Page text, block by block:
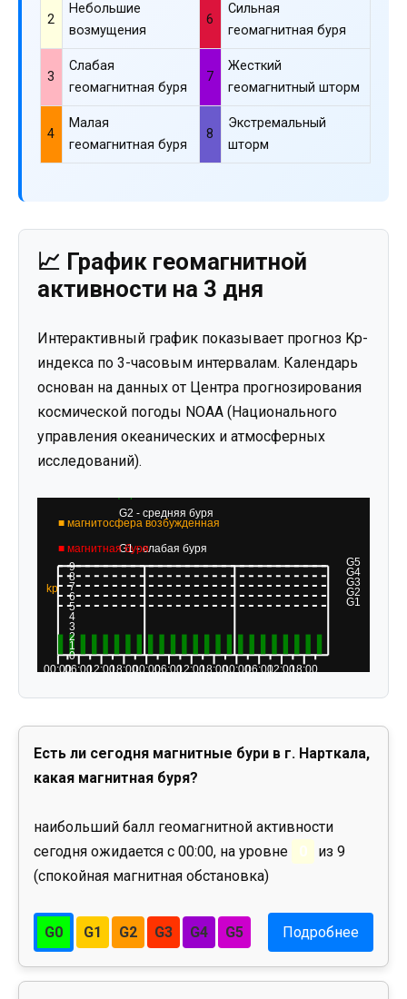
2
Небольшие
возмущения
6
Сильная
геомагнитная буря
3
Слабая
геомагнитная буря
7
Жесткий
геомагнитный шторм
4
Малая
геомагнитная буря
8
Экстремальный
шторм
📈 График геомагнитной
активности на 3 дня
Интерактивный график показывает прогноз Kp-
индекса по 3-часовым интервалам. Календарь
основан на данных от Центра прогнозирования
космической погоды NOAA (Национального
управления океанических и атмосферных
исследований).
Есть ли сегодня магнитные бури в г. Нарткала,
какая магнитная буря?
наибольший балл геомагнитной активности
сегодня ожидается с 00:00, на уровне
0
из 9
(спокойная магнитная обстановка)
G0 G1 G2 G3 G4 G5 Подробнее